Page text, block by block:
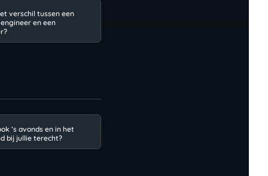
verschil tussen een
en een
’s avonds en in het
bij jullie terecht?